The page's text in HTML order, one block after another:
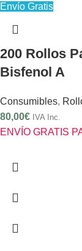
Envío Gratis
200 Rollos
Bisfenol A
Consumibles,
80,00€ IVA Inc.
ENVÍO GRATIS